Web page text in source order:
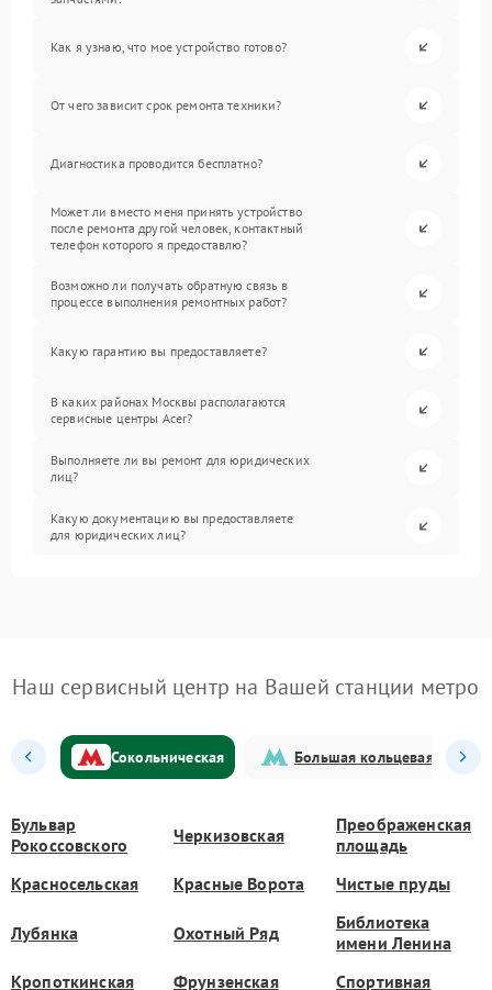
Как я узнаю, что мое устройство готово?
От чего зависит срок ремонта техники?
Диагностика проводится бесплатно?
Может ли вместо меня принять устройство
после ремонта другой человек, контактный
телефон которого я предоставлю?
Возможно ли получать обратную связь в
процессе выполнения ремонтных работ?
Какую гарантию вы предоставляете?
В каких районах Москвы располагаются
сервисные центры Acer?
Выполняете ли вы ремонт для юридических
лиц?
Какую документацию вы предоставляете
для юридических лиц?
Наш сервисный центр на Вашей станции метро
Сокольническая Большая кольцевая
Бульвар
Рокоссовского
Черкизовская
Преображенская
площадь
Красносельская
Красные Ворота Чистые пруды
Лубянка Охотный Ряд
Библиотека
имени Ленина
Кропоткинская
Фрунзенская Спортивная